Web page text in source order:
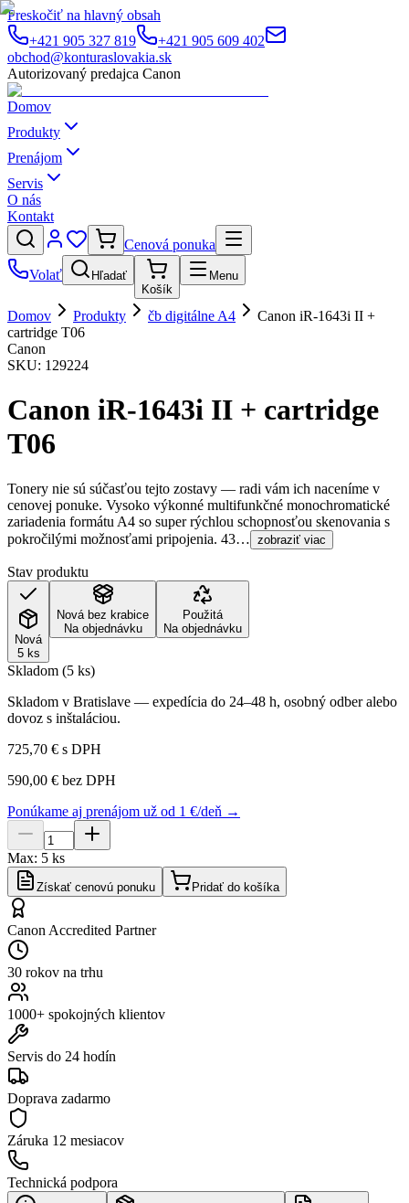
Preskočiť na hlavný obsah
+421 905 327 819
+421 905 609 402
obchod@konturaslovakia.sk
Autorizovaný predajca Canon
Domov
Produkty
Prenájom
Servis
O nás
Kontakt
Cenová ponuka
Volať
Hľadať
Košík
Menu
Domov Produkty čb digitálne A4
Canon iR-1643i II +
cartridge T06
Canon
SKU: 129224
Canon iR-1643i II + cartridge
T06
Tonery nie sú súčasťou tejto zostavy — radi vám ich naceníme v
cenovej ponuke. Vysoko výkonné multifunkčné monochromatické
zariadenia formátu A4 so super rýchlou schopnosťou skenovania s
pokročilými možnosťami pripojenia. 43… zobraziť viac
Stav produktu
Nová
5 ks
Nová bez krabice
Na objednávku
Použitá
Na objednávku
Skladom (5 ks)
Skladom v Bratislave — expedícia do 24–48 h, osobný odber alebo
dovoz s inštaláciou.
725,70 € s DPH
590,00 € bez DPH
Ponúkame aj prenájom už od 1 €/deň →
Max: 5 ks
Získať cenovú ponuku Pridať do košíka
Canon Accredited Partner
30 rokov na trhu
1000+ spokojných klientov
Servis do 24 hodín
Doprava zadarmo
Záruka 12 mesiacov
Technická podpora